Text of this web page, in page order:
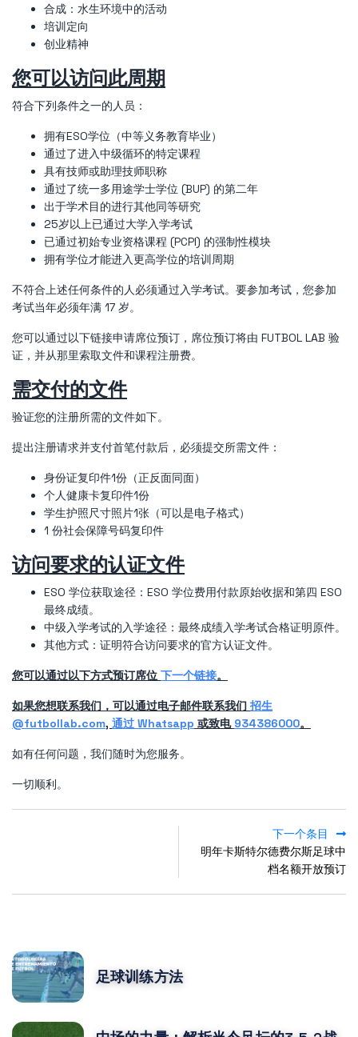
合成：水生环境中的活动
培训定向
创业精神
您可以访问此周期
符合下列条件之一的人员：
拥有ESO学位（中等义务教育毕业）
通过了进入中级循环的特定课程
具有技师或助理技师职称
通过了统一多用途学士学位 (BUP) 的第二年
出于学术目的进行其他同等研究
25岁以上已通过大学入学考试
已通过初始专业资格课程 (PCPI) 的强制性模块
拥有学位才能进入更高学位的培训周期
不符合上述任何条件的人必须通过入学考试。要参加考试，您参加
考试当年必须年满 17 岁。
您可以通过以下链接申请席位预订，席位预订将由 FUTBOL LAB 验
证，并从那里索取文件和课程注册费。
需交付的文件
验证您的注册所需的文件如下。
提出注册请求并支付首笔付款后，必须提交所需文件：
身份证复印件1份（正反面同面）
个人健康卡复印件1份
学生护照尺寸照片1张（可以是电子格式）
1 份社会保障号码复印件
访问要求的认证文件
ESO 学位获取途径：ESO 学位费用付款原始收据和第四 ESO
最终成绩。
中级入学考试的入学途径：最终成绩入学考试合格证明原件。
其他方式：证明符合访问要求的官方认证文件。
您可以通过以下方式预订席位 下一个链接。
如果您想联系我们，可以通过电子邮件联系我们 招生
@futbollab.com, 通过 Whatsapp 或致电 934386000。
如有任何问题，我们随时为您服务。
一切顺利。
下一个条目
明年卡斯特尔德费尔斯足球中
档名额开放预订
足球训练方法